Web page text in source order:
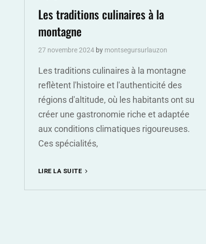
Links
Les traditions culinaires à la
montagne
27 novembre 2024 by montsegursurlauzon
Les traditions culinaires à la montagne
reflètent l'histoire et l'authenticité des
régions d'altitude, où les habitants ont su
créer une gastronomie riche et adaptée
aux conditions climatiques rigoureuses.
Ces spécialités,
LIRE LA SUITE
CULINAIRES